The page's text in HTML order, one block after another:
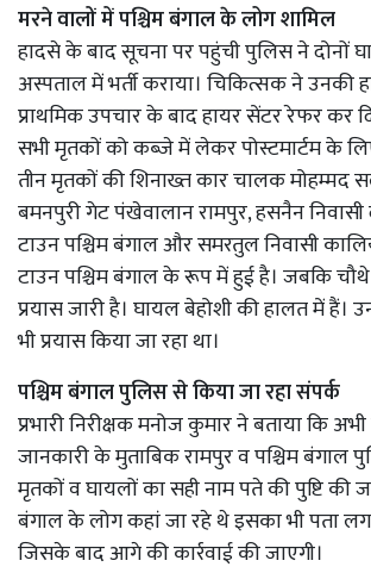
मरने वालों में पश्चिम बंगाल के लोग शामिल
हादसे के बाद सूचना पर पहुंची पुलिस ने दोनों
अस्पताल में भर्ती कराया। चिकित्सक ने उनकी
प्राथमिक उपचार के बाद हायर सेंटर रेफर कर
सभी मृतकों को कब्जे में लेकर पोस्टमार्टम के
तीन मृतकों की शिनाख्त कार चालक मोहम्मद
बमनपुरी गेट पंखेवालान रामपुर, हसनैन निवासी
टाउन पश्चिम बंगाल और समरतुल निवासी
टाउन पश्चिम बंगाल के रूप में हुई है। जबकि
प्रयास जारी है। घायल बेहोशी की हालत में हैं।
भी प्रयास किया जा रहा था।
पश्चिम बंगाल पुलिस से किया जा रहा संपर्क
प्रभारी निरीक्षक मनोज कुमार ने बताया कि
जानकारी के मुताबिक रामपुर व पश्चिम बंगाल
मृतकों व घायलों का सही नाम पते की पुष्टि की
बंगाल के लोग कहां जा रहे थे इसका भी पता
जिसके बाद आगे की कार्रवाई की जाएगी।